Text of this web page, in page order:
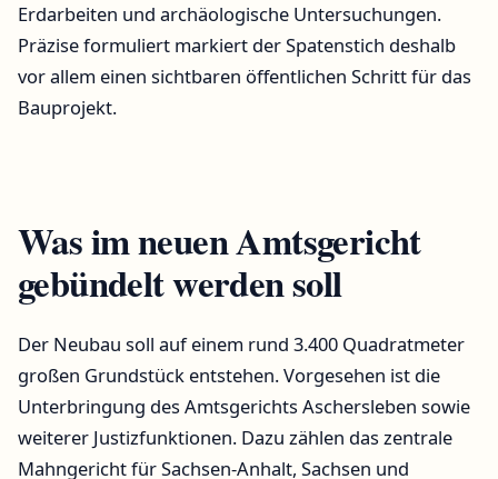
Erdarbeiten und archäologische Untersuchungen.
Präzise formuliert markiert der Spatenstich deshalb
vor allem einen sichtbaren öffentlichen Schritt für das
Bauprojekt.
Was im neuen Amtsgericht
gebündelt werden soll
Der Neubau soll auf einem rund 3.400 Quadratmeter
großen Grundstück entstehen. Vorgesehen ist die
Unterbringung des Amtsgerichts Aschersleben sowie
weiterer Justizfunktionen. Dazu zählen das zentrale
Mahngericht für Sachsen-Anhalt, Sachsen und